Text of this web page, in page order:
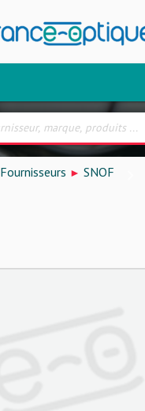
Fournisseurs SNOF